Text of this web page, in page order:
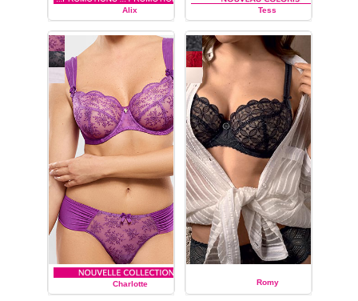
Alix
EMPREINTE
Tess
EMPREINTE
Charlotte Romy